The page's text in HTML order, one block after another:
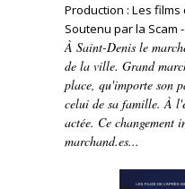
Production : Les
Soutenu par la Scam
À Saint-Denis le
de la ville. Grand
place, qu'importe son
celui de sa famille. À
actée. Ce changement
marchand.es...